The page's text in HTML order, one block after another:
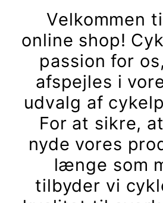
Velkommen
online shop!
passion for
afspejles i
udvalg af
For at sikre,
nyde vores
længe som
tilbyder vi